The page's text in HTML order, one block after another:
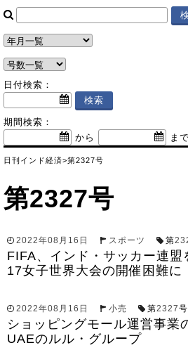
日付検索：
期間検索：
から
ま
日刊インド経済>第2327号
第2327号
2022年08月16日 スポーツ 第
FIFA、インド・サッカー連盟
17女子世界大会の開催困難に
2022年08月16日 小売 第2327号
ショッピングモール運営事業
UAEのルル・グループ